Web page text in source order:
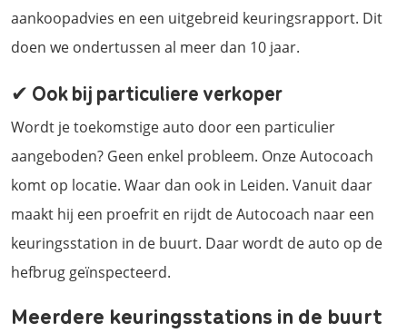
aankoopadvies en een uitgebreid keuringsrapport. Dit
doen we ondertussen al meer dan 10 jaar.
✔ Ook bij particuliere verkoper
Wordt je toekomstige auto door een particulier
aangeboden? Geen enkel probleem. Onze Autocoach
komt op locatie. Waar dan ook in Leiden. Vanuit daar
maakt hij een proefrit en rijdt de Autocoach naar een
keuringsstation in de buurt. Daar wordt de auto op de
hefbrug geïnspecteerd.
Meerdere keuringsstations in de buurt